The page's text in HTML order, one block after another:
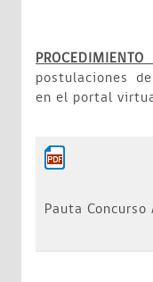
postulaciones
en el portal
Pauta Concurso